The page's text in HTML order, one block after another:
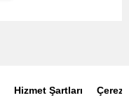
Hizmet Şartları Çerez